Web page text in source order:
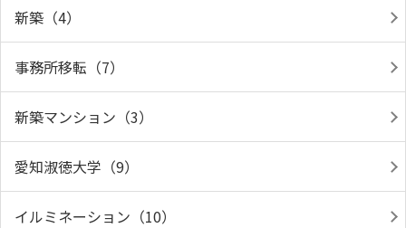
新築（4）
事務所移転（7）
新築マンション（3）
愛知淑徳大学（9）
イルミネーション（10）